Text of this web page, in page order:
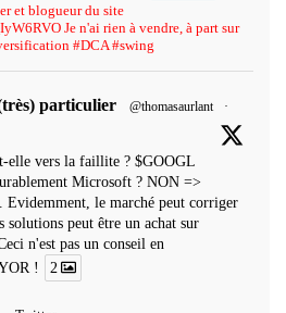
et blogueur du site
Je n'ai rien à vendre, à part sur
#DCA #swing
particulier @thomasaurlant
·
elle vers la faillite ? $GOOGL
Microsoft ? NON =>
Evidemment, le marché peut corriger
solutions peut être un achat sur
n'est pas un conseil en
!
2